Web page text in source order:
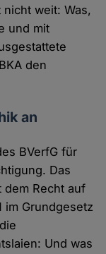
weit: Was,
und mit
den
an
BVerfG für
Das
dem Recht auf
im Grundgesetz
Und was